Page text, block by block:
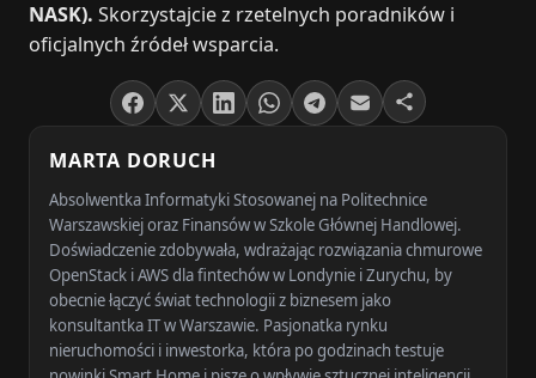
NASK). Skorzystajcie z rzetelnych poradników i
oficjalnych źródeł wsparcia.
MARTA DORUCH
Absolwentka Informatyki Stosowanej na Politechnice
Warszawskiej oraz Finansów w Szkole Głównej Handlowej.
Doświadczenie zdobywała, wdrażając rozwiązania chmurowe
OpenStack i AWS dla fintechów w Londynie i Zurychu, by
obecnie łączyć świat technologii z biznesem jako
konsultantka IT w Warszawie. Pasjonatka rynku
nieruchomości i inwestorka, która po godzinach testuje